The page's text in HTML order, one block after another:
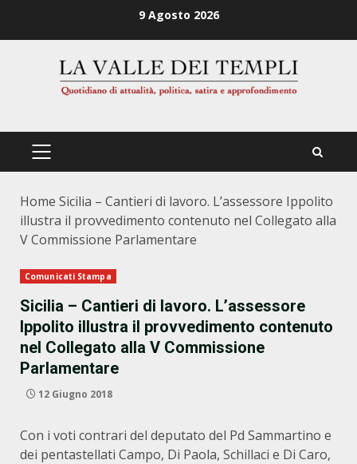
9 Agosto 2026
PRIMÄRES
Home Sicilia – Cantieri di lavoro. L’assessore Ippolito
illustra il provvedimento contenuto nel Collegato alla
V Commissione Parlamentare
Comunicati Stampa
Sicilia – Cantieri di lavoro. L’assessore
Ippolito illustra il provvedimento contenuto
nel Collegato alla V Commissione
Parlamentare
12 Giugno 2018
Con i voti contrari del deputato del Pd Sammartino e
dei pentastellati Campo, Di Paola, Schillaci e Di Caro,